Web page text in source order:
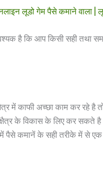
लूडो गेम पैसे कमाने वाला |
है कि आप किसी सही तथा
में काफी अच्छा काम कर रहे
के विकास के लिए कर सकते
पैसे कमानें के सही तरीके में से एक